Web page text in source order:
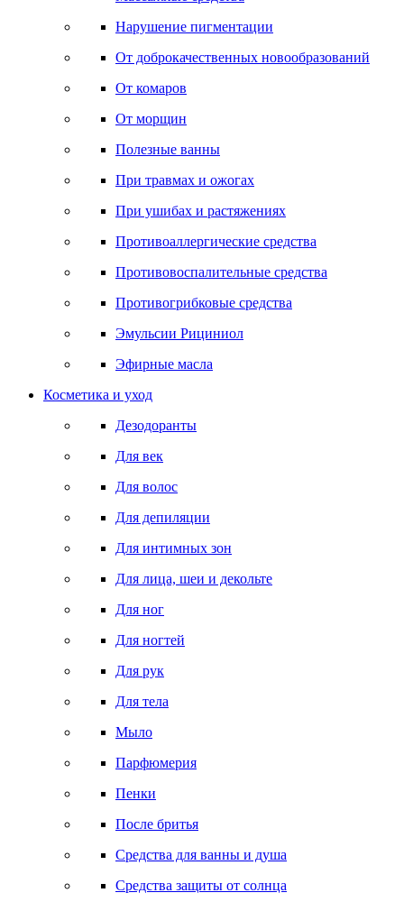
Нарушение пигментации
От доброкачественных новообразований
От комаров
От морщин
Полезные ванны
При травмах и ожогах
При ушибах и растяжениях
Противоаллергические средства
Противовоспалительные средства
Противогрибковые средства
Эмульсии Рициниол
Эфирные масла
Косметика и уход
Дезодоранты
Для век
Для волос
Для депиляции
Для интимных зон
Для лица, шеи и декольте
Для ног
Для ногтей
Для рук
Для тела
Мыло
Парфюмерия
Пенки
После бритья
Средства для ванны и душа
Средства защиты от солнца